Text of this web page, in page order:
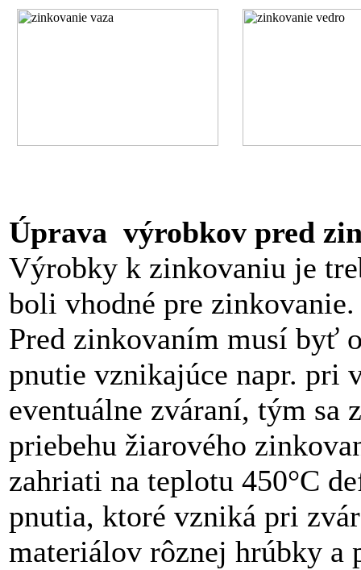
Úprava výrobkov pred
Výrobky k zinkovaniu je
boli vhodné pre zinkovanie.
Pred zinkovaním musí byť
pnutie vznikajúce napr. pri
eventuálne zváraní, tým sa
priebehu žiarového
zahriati na teplotu 450°C
pnutia, ktoré vzniká pri
materiálov rôznej hrúbky a